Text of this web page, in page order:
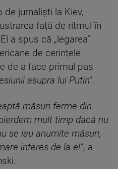
jurnaliști la Kiev,
față de ritmul în
a spus că „legarea”
de cerințele
de a face primul pas
asupra lui Putin”.
măsuri ferme din
mult timp dacă nu
se iau anumite măsuri,
interes de la el”, a